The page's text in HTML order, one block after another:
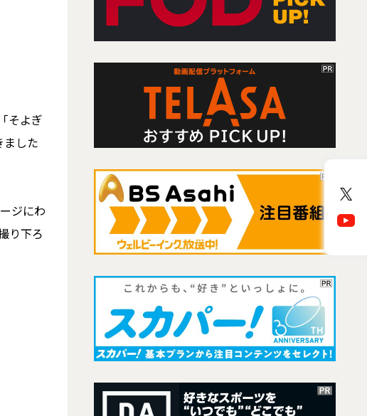
そよぎ
ました
ジにわ
り下ろ